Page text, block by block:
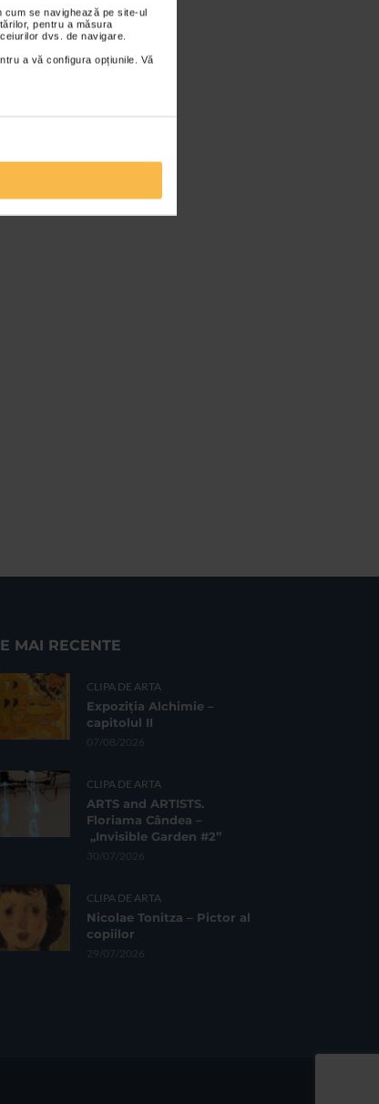
se navighează pe site-ul
pentru a măsura
dvs. de navigare.
a vă configura opțiunile. Vă
MAI RECENTE
CLIPA DE ARTA
Expoziția Alchimie –
capitolul II
07/08/2026
CLIPA DE ARTA
ARTS and ARTISTS.
Floriama Cândea –
„Invisible Garden #2”
30/07/2026
CLIPA DE ARTA
Nicolae Tonitza – Pictor al
copiilor
29/07/2026